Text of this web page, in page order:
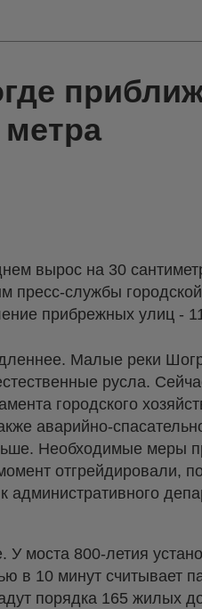
метра
вырос на 30
пресс-службы
прибрежных улиц -
Малые реки
русла.
городского
аварийно-
Необходимые меры
отгрейдировали,
У моста 800-летия
в 10 минут считывает
порядка 165 жилых